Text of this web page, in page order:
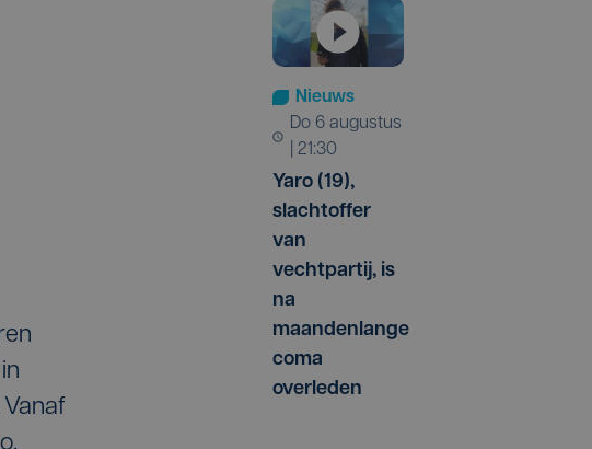
Nieuws
do 6 augustus
| 21:30
Yaro (19),
slachtoffer
van
vechtpartij, is
na
maandenlange
coma
overleden